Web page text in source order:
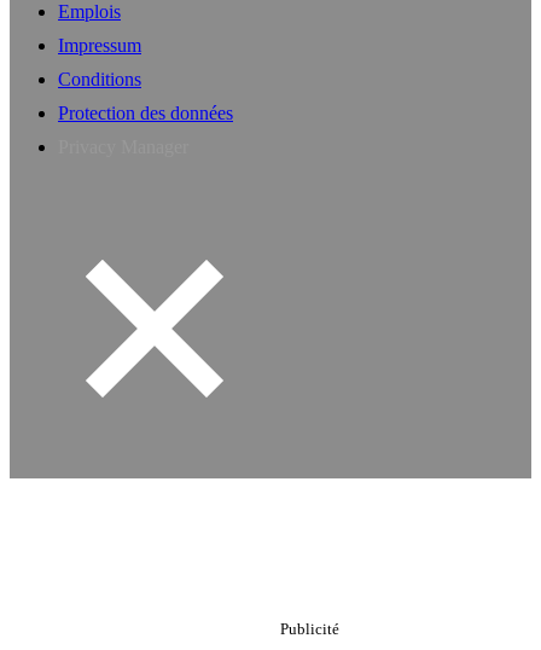
Emplois
Impressum
Conditions
Protection des données